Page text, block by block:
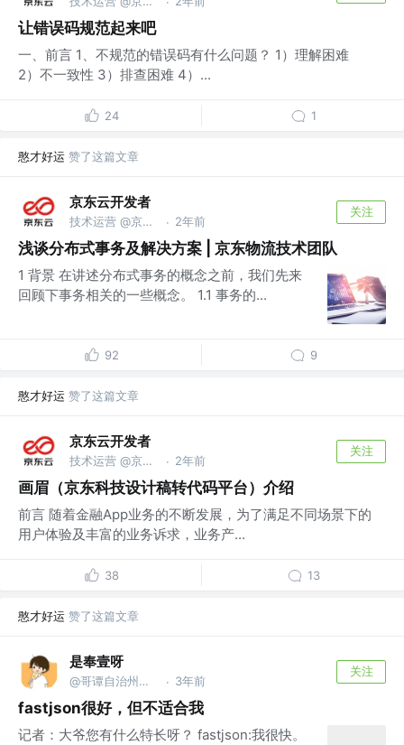
让错误码规范起来吧
一、前言 1、不规范的错误码有什么问题？ 1）理解困难
2）不一致性 3）排查困难 4）...
24 1
憨才好运 赞了这篇文章
京东云开发者
技术运营 @京东科技信息技术有限公司 · 2年前
关注
浅谈分布式事务及解决方案 | 京东物流技术团队
1 背景 在讲述分布式事务的概念之前，我们先来
回顾下事务相关的一些概念。 1.1 事务的...
92 9
憨才好运 赞了这篇文章
京东云开发者
技术运营 @京东科技信息技术有限公司 · 2年前
关注
画眉（京东科技设计稿转代码平台）介绍
前言 随着金融App业务的不断发展，为了满足不同场景下的
用户体验及丰富的业务诉求，业务产...
38 13
憨才好运 赞了这篇文章
是奉壹呀
@哥谭自治州第九人民医院 · 3年前
关注
fastjson很好，但不适合我
记者：大爷您有什么特长呀？ fastjson:我很快。